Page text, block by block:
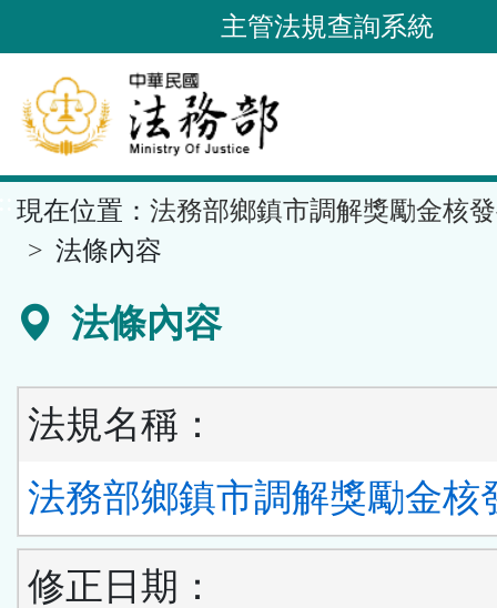
到
要
內
容
區
塊
主管法規查詢系統
現在位置： 法務部鄉鎮市調解獎勵金核
法條內容
法條內容
法規名稱：
法務部鄉鎮市調解獎勵金核
修正日期：